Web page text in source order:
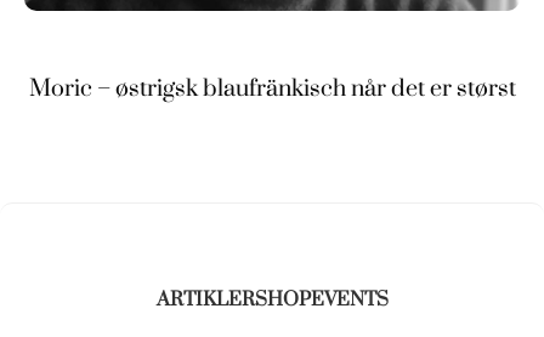
Moric – østrigsk blaufränkisch når det er størst
ARTIKLERSHOPEVENTS